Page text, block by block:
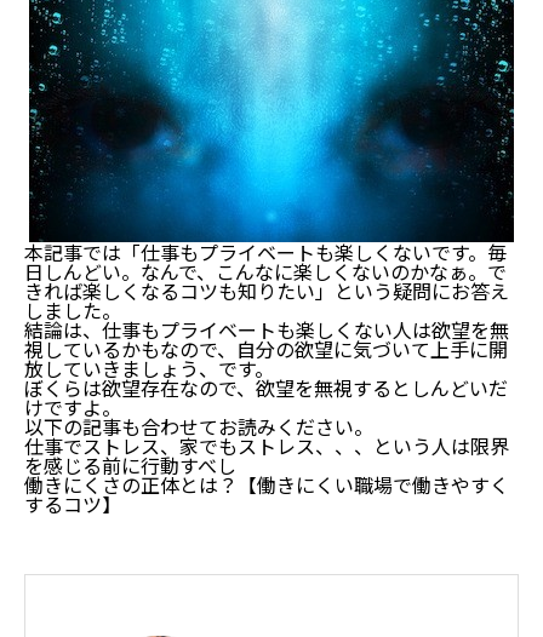
本記事では「仕事もプライベートも楽しくないです。毎
日しんどい。なんで、こんなに楽しくないのかなぁ。で
きれば楽しくなるコツも知りたい」という疑問にお答え
しました。
結論は、仕事もプライベートも楽しくない人は欲望を無
視しているかもなので、自分の欲望に気づいて上手に開
放していきましょう、です。
ぼくらは欲望存在なので、欲望を無視するとしんどいだ
けですよ。
以下の記事も合わせてお読みください。
仕事でストレス、家でもストレス、、、という人は限界
を感じる前に行動すべし
働きにくさの正体とは？【働きにくい職場で働きやすく
するコツ】